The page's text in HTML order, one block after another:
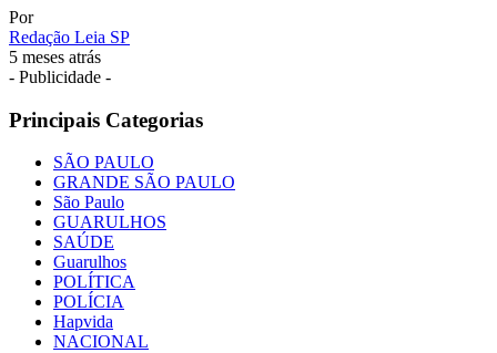
Por
Redação Leia SP
5 meses atrás
- Publicidade -
Principais Categorias
SÃO PAULO
GRANDE SÃO PAULO
São Paulo
GUARULHOS
SAÚDE
Guarulhos
POLÍTICA
POLÍCIA
Hapvida
NACIONAL